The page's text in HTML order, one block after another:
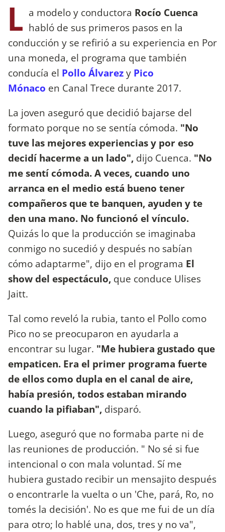
L a modelo y conductora Rocío Cuenca
habló de sus primeros pasos en la
conducción y se refirió a su experiencia en Por
una moneda, el programa que también
conducía el Pollo Álvarezy Pico
Mónaco en Canal Trece durante 2017.
La joven aseguró que decidió bajarse del
formato porque no se sentía cómoda. "No
tuve las mejores experiencias y por eso
decidí hacerme a un lado", dijo Cuenca. "No
me sentí cómoda. A veces, cuando uno
arranca en el medio está bueno tener
compañeros que te banquen, ayuden y te
den una mano. No funcionó el vínculo.
Quizás lo que la producción se imaginaba
conmigo no sucedió y después no sabían
cómo adaptarme", dijo en el programa El
show del espectáculo, que conduce Ulises
Jaitt.
Tal como reveló la rubia, tanto el Pollo como
Pico no se preocuparon en ayudarla a
encontrar su lugar. "Me hubiera gustado que
empaticen. Era el primer programa fuerte
de ellos como dupla en el canal de aire,
había presión, todos estaban mirando
cuando la pifiaban", disparó.
Luego, aseguró que no formaba parte ni de
las reuniones de producción. " No sé si fue
intencional o con mala voluntad. Sí me
hubiera gustado recibir un mensajito después
o encontrarle la vuelta o un 'Che, pará, Ro, no
tomés la decisión'. No es que me fui de un día
para otro; lo hablé una, dos, tres y no va",